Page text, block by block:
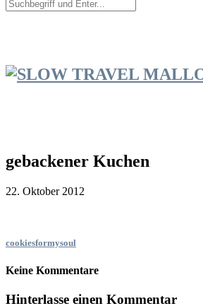
gebackener Kuchen
22. Oktober 2012
cookiesformysoul
Keine Kommentare
Hinterlasse einen Kommentar